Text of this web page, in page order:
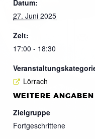
Datum:
27. Juni 2025
Zeit:
17:00 - 18:30
Lörrach
WEITERE ANGABEN
Zielgruppe
Fortgeschrittene